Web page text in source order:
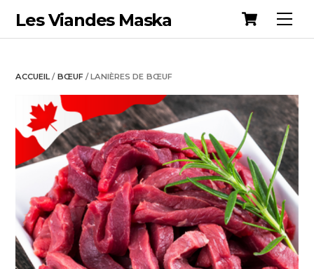
Cart
Les Viandes Maska
ACCUEIL/ BŒUF / LANIÈRES DE BŒUF